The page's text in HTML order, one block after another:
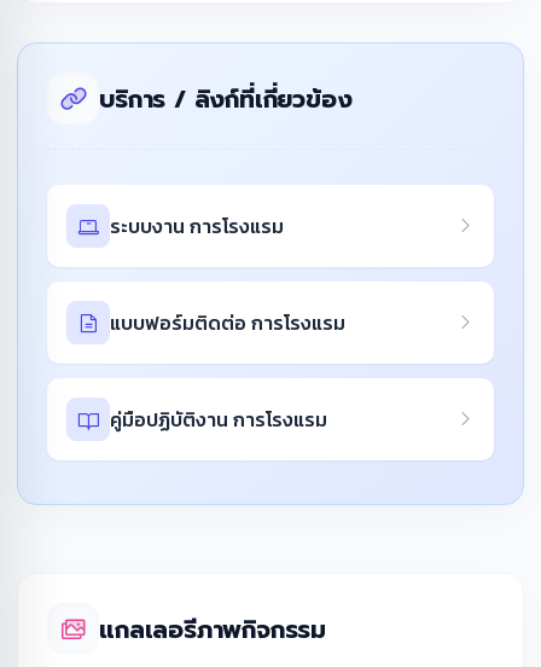
บริการ / ลิงก์ที่เกี่ยวข้อง
ระบบงาน การโรงแรม
แบบฟอร์มติดต่อ การโรงแรม
คู่มือปฏิบัติงาน การโรงแรม
แกลเลอรีภาพกิจกรรม